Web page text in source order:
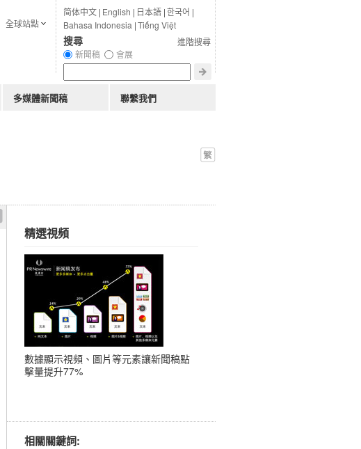
精選視頻
數據顯示視頻、圖片等元素讓新聞稿點
擊量提升77%
相關關鍵詞:
简体中文| English | 日本語|한국어 |
Bahasa Indonesia |Tiếng Việt
進階搜尋
搜尋
新聞稿 會展
全球站點
多媒體新聞稿 聯繫我們